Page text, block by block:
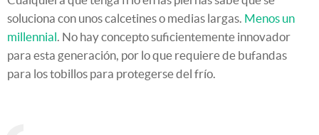
soluciona con unos calcetines o medias largas. Menos un
millennial . No hay concepto suficientemente innovador
para esta generación, por lo que requiere de bufandas
para los tobillos para protegerse del frío.